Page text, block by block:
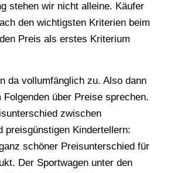
stehen wir nicht alleine. Käufer
den wichtigsten Kriterien beim
Preis als erstes Kriterium
da vollumfänglich zu. Also dann
Folgenden über Preise sprechen.
zwischen
preisgünstigen Kindertellern:
schöner Preisunterschied für
Der Sportwagen unter den